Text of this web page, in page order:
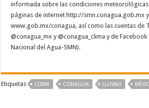
informada sobre las condiciones
páginas de internet http://smn.conagua.gob.mx y
www.gob.mx/conagua, así como las cuentas de
@conagua_mx y @conagua_clima y de
Nacional del Agua-SMN).
Etiquetas CLIMA CONAGUA LLUVIAS